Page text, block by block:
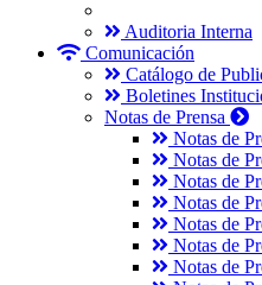
Auditoria Interna
Comunicación
Catálogo de
Boletines
Notas de Prensa
Notas de
Notas de
Notas de
Notas de
Notas de
Notas de
Notas de